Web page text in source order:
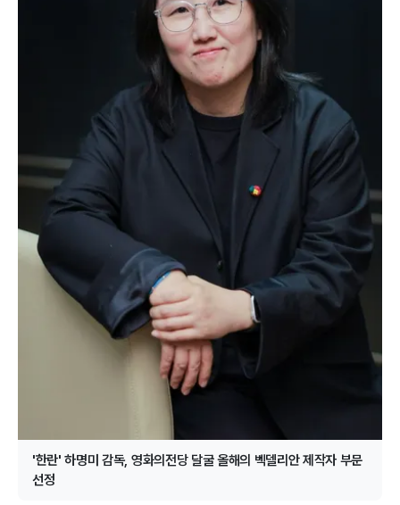
'한란' 하명미 감독, 영화의전당 달굴 올해의 벡델리안 제작자 부문
선정